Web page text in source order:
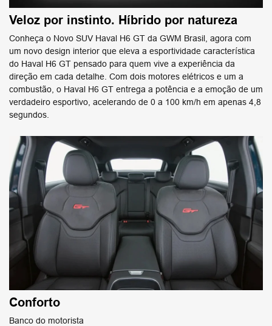
Veloz por instinto. Híbrido por natureza
Conheça o Novo SUV Haval H6 GT da GWM Brasil, agora com
um novo design interior que eleva a esportividade característica
do Haval H6 GT pensado para quem vive a experiência da
direção em cada detalhe. Com dois motores elétricos e um a
combustão, o Haval H6 GT entrega a potência e a emoção de um
verdadeiro esportivo, acelerando de 0 a 100 km/h em apenas 4,8
segundos.
Conforto
Banco do motorista